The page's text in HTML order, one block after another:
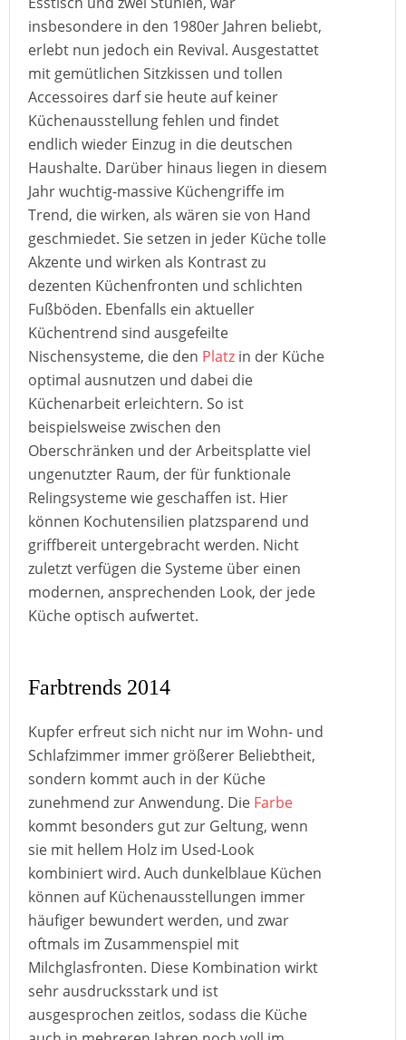
insbesondere in den 1980er Jahren beliebt,
erlebt nun jedoch ein Revival. Ausgestattet
mit gemütlichen Sitzkissen und tollen
Accessoires darf sie heute auf keiner
Küchenausstellung fehlen und findet
endlich wieder Einzug in die deutschen
Haushalte. Darüber hinaus liegen in diesem
Jahr wuchtig-massive Küchengriffe im
Trend, die wirken, als wären sie von Hand
geschmiedet. Sie setzen in jeder Küche tolle
Akzente und wirken als Kontrast zu
dezenten Küchenfronten und schlichten
Fußböden. Ebenfalls ein aktueller
Küchentrend sind ausgefeilte
Nischensysteme, die den Platz in der Küche
optimal ausnutzen und dabei die
Küchenarbeit erleichtern. So ist
beispielsweise zwischen den
Oberschränken und der Arbeitsplatte viel
ungenutzter Raum, der für funktionale
Relingsysteme wie geschaffen ist. Hier
können Kochutensilien platzsparend und
griffbereit untergebracht werden. Nicht
zuletzt verfügen die Systeme über einen
modernen, ansprechenden Look, der jede
Küche optisch aufwertet.
Farbtrends 2014
Kupfer erfreut sich nicht nur im Wohn- und
Schlafzimmer immer größerer Beliebtheit,
sondern kommt auch in der Küche
zunehmend zur Anwendung. Die Farbe
kommt besonders gut zur Geltung, wenn
sie mit hellem Holz im Used-Look
kombiniert wird. Auch dunkelblaue Küchen
können auf Küchenausstellungen immer
häufiger bewundert werden, und zwar
oftmals im Zusammenspiel mit
Milchglasfronten. Diese Kombination wirkt
sehr ausdrucksstark und ist
ausgesprochen zeitlos, sodass die Küche